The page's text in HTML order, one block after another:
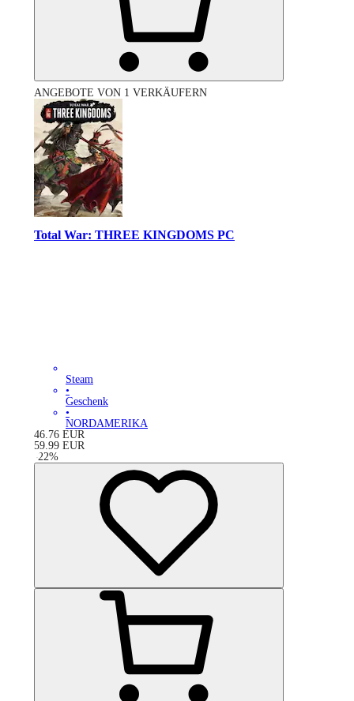
ANGEBOTE VON 1 VERKÄUFERN
Total War: THREE KINGDOMS PC
Steam
•
Geschenk
•
NORDAMERIKA
46.76 EUR
59.99 EUR
-22%